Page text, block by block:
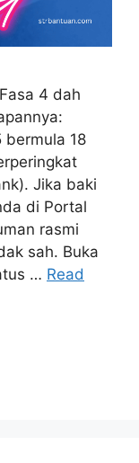
4 dah
bermula 18
Jika baki
di Portal
rasmi
sah. Buka
… Read